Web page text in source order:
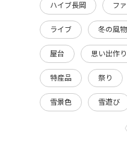
ハイブ長岡 フ
ライブ 冬の風
屋台 思い出作り
特産品 祭り
雪景色 雪遊び